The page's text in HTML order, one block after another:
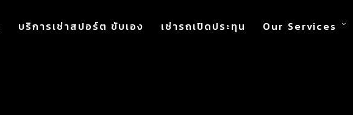
บริการเช่าสปอร์ต ขับเอง เช่ารถเปิดประทุน Our Services